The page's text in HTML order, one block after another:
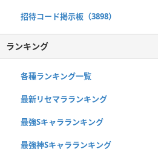
招待コード掲示板（3898）
ランキング
各種ランキング一覧
最新リセマラランキング
最強Sキャラランキング
最強神Sキャラランキング